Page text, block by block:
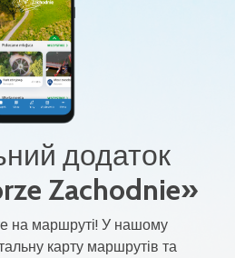
додаток
Zachodnie»
на маршруті! У нашому
карту маршрутів та